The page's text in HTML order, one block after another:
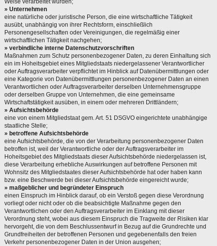
Weise verarbeitet wurden;
» Unternehmen
eine natürliche oder juristische Person, die eine wirtschaftliche Tätigkeit
ausübt, unabhängig von ihrer Rechtsform, einschließlich
Personengesellschaften oder Vereinigungen, die regelmäßig einer
wirtschaftlichen Tätigkeit nachgehen;
» verbindliche interne Datenschutzvorschriften
Maßnahmen zum Schutz personenbezogener Daten, zu deren Einhaltung sich
ein im Hoheitsgebiet eines Mitgliedstaats niedergelassener Verantwortlicher
oder Auftragsverarbeiter verpflichtet im Hinblick auf Datenübermittlungen oder
eine Kategorie von Datenübermittlungen personenbezogener Daten an einen
Verantwortlichen oder Auftragsverarbeiter derselben Unternehmensgruppe
oder derselben Gruppe von Unternehmen, die eine gemeinsame
Wirtschaftstätigkeit ausüben, in einem oder mehreren Drittländern;
» Aufsichtsbehörde
eine von einem Mitgliedstaat gem. Art. 51 DSGVO eingerichtete unabhängige
staatliche Stelle;
» betroffene Aufsichtsbehörde
eine Aufsichtsbehörde, die von der Verarbeitung personenbezogener Daten
betroffen ist, weil der Verantwortliche oder der Auftragsverarbeiter im
Hoheitsgebiet des Mitgliedstaats dieser Aufsichtsbehörde niedergelassen ist,
diese Verarbeitung erhebliche Auswirkungen auf betroffene Personen mit
Wohnsitz des Mitgliedstaates dieser Aufsichtsbehörde hat oder haben kann
bzw. eine Beschwerde bei dieser Aufsichtsbehörde eingereicht wurde;
» maßgeblicher und begründeter Einspruch
einen Einspruch im Hinblick darauf, ob ein Verstoß gegen diese Verordnung
vorliegt oder nicht oder ob die beabsichtigte Maßnahme gegen den
Verantwortlichen oder den Auftragsverarbeiter im Einklang mit dieser
Verordnung steht, wobei aus diesem Einspruch die Tragweite der Risiken klar
hervorgeht, die von dem Beschlussentwurf in Bezug auf die Grundrechte und
Grundfreiheiten der betroffenen Personen und gegebenenfalls den freien
Verkehr personenbezogener Daten in der Union ausgehen;